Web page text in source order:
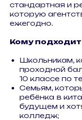
стандартная и
которую
ежегодно.
Кому подходит
Школьникам,
проходной
10 классе по
Семьям,
ребёнка в
будущем и
колледж;